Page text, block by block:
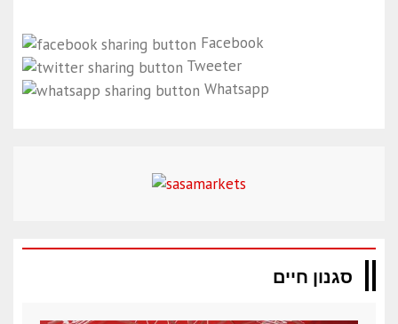
Facebook
Tweeter
Whatsapp
סגנון חיים